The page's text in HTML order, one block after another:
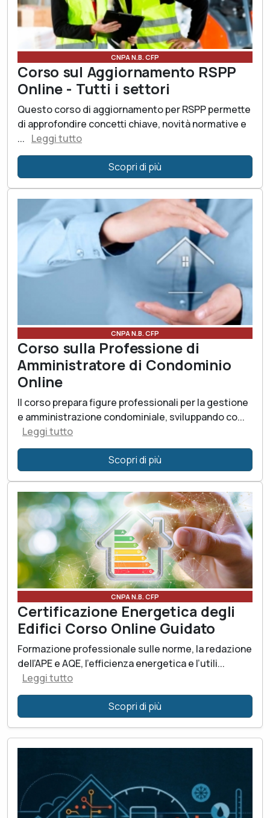
CNPA N.B. CFP
Corso sul Aggiornamento RSPP
Online - Tutti i settori
Questo corso di aggiornamento per RSPP permette
di approfondire concetti chiave, novità normative e
... Leggi tutto
Scopri di più
CNPA N.B. CFP
Corso sulla Professione di
Amministratore di Condominio
Online
Il corso prepara figure professionali per la gestione
e amministrazione condominiale, sviluppando co...
Leggi tutto
Scopri di più
CNPA N.B. CFP
Certificazione Energetica degli
Edifici Corso Online Guidato
Formazione professionale sulle norme, la redazione
dell’APE e AQE, l’efficienza energetica e l’utili...
Leggi tutto
Scopri di più